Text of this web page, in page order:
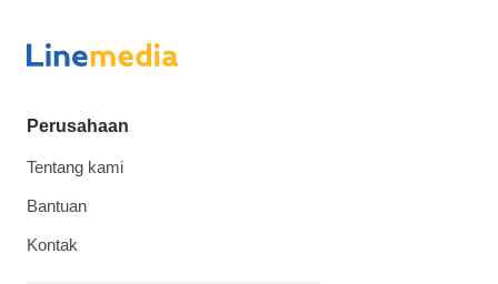
Perusahaan
Tentang kami
Bantuan
Kontak